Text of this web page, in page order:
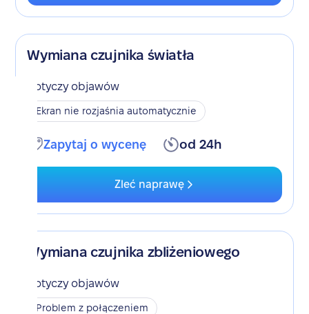
Wymiana czujnika światła
Dotyczy objawów
Ekran nie rozjaśnia automatycznie
Zapytaj o wycenę od 24h
Zleć naprawę
Wymiana czujnika zbliżeniowego
Dotyczy objawów
Problem z połączeniem